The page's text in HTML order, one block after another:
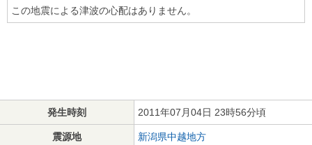
この地震による津波の心配はありません。
発生時刻 2011年07月04日 23時56分頃
震源地 新潟県中越地方